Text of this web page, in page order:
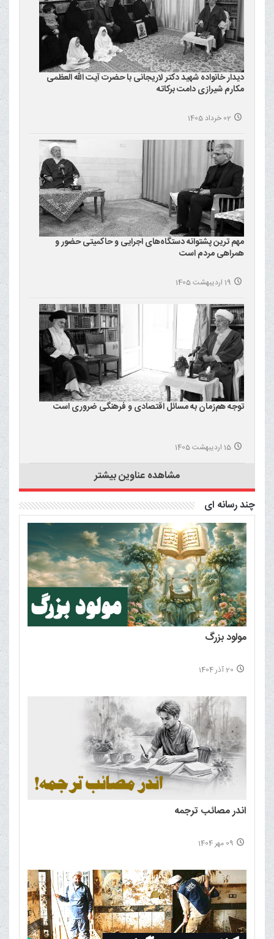
دیدار خانواده شهید دکتر لاریجانی با حضرت آیت الله العظمی
مکارم شیرازی دامت برکاته
02 خرداد 1405
مهم ترین پشتوانه دستگاه‌های اجرایی و حاکمیتی حضور و
همراهی مردم است
19 اردیبهشت 1405
توجه هم‌زمان به مسائل اقتصادی و فرهنگی ضروری است
15 اردیبهشت 1405
مشاهده عناوین بیشتر
چند رسانه ای
مولود بزرگ
20 آذر 1404
اندر مصائب ترجمه
09 مهر 1404